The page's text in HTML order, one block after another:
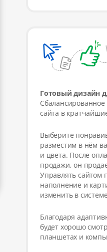
Готовый дизайн
сайта в
Выберите
разместим в нём
и цвета. После
продажи, он
Управлять сайтом
наполнение и
изменить в
Благодаря
будет хорошо
планшетах и